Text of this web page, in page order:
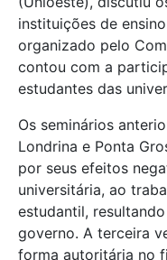
instituições de
organizado pelo
contou com a
estudantes das
Os seminários
Londrina e Ponta
por seus efeitos
universitária, ao
estudantil,
governo. A terceira
forma autoritária no